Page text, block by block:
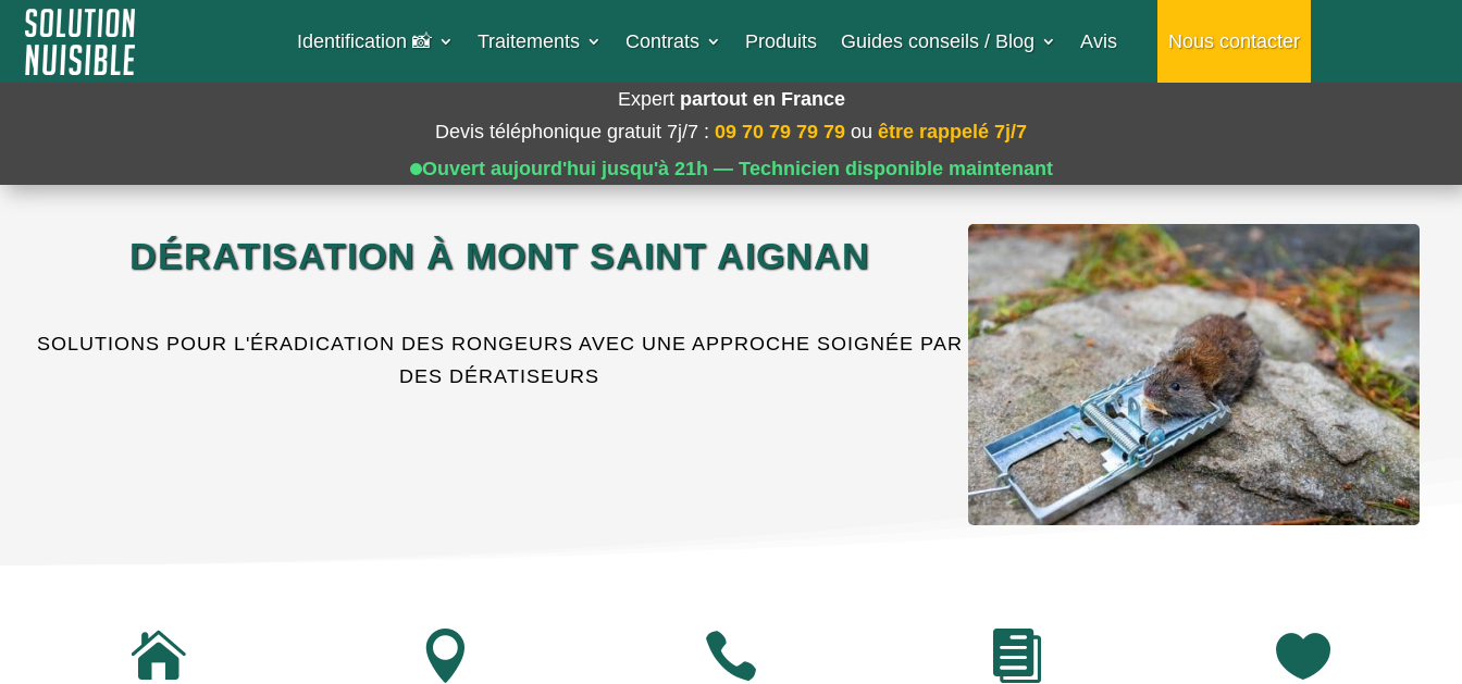
Identification 📸​ Traitements Contrats Produits Guides conseils / Blog Avis Nous contacter
Expert partout en France
Devis téléphonique gratuit 7j/7 : 09 70 79 79 79 ou être rappelé 7j/7
Ouvert aujourd'hui jusqu'à 21h — Technicien disponible maintenant
DÉRATISATION À MONT SAINT AIGNAN
SOLUTIONS POUR L'ÉRADICATION DES RONGEURS AVEC UNE APPROCHE SOIGNÉE PAR
DES DÉRATISEURS
    